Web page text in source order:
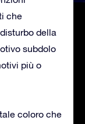
che
della
subdolo
più o
coloro che